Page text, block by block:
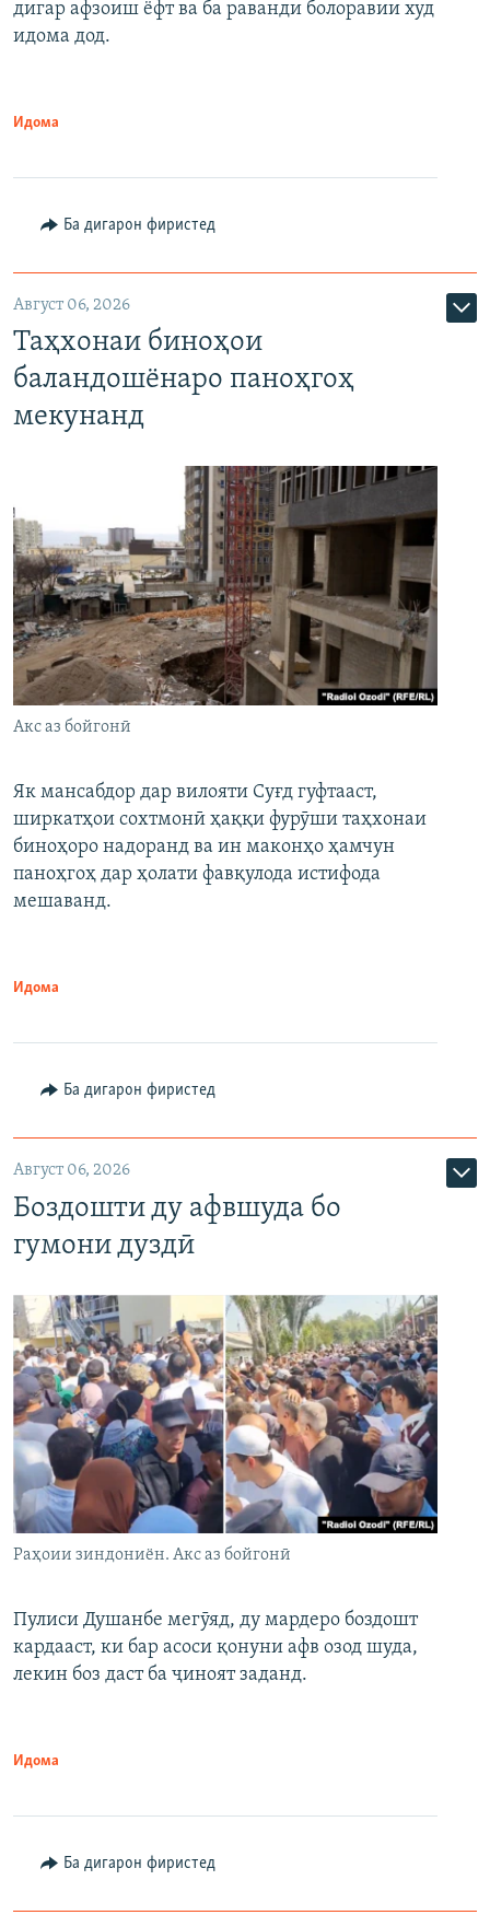
дигар афзоиш ёфт ва ба раванди болоравии худ
идома дод.
Идома
Ба дигарон фиристед
Август 06, 2026
Таҳхонаи биноҳои
баландошёнаро паноҳгоҳ
мекунанд
Акс аз бойгонӣ
Як мансабдор дар вилояти Суғд гуфтааст,
ширкатҳои сохтмонӣ ҳаққи фурӯши таҳхонаи
биноҳоро надоранд ва ин маконҳо ҳамчун
паноҳгоҳ дар ҳолати фавқулода истифода
мешаванд.
Идома
Ба дигарон фиристед
Август 06, 2026
Боздошти ду афвшуда бо
гумони дуздӣ
Раҳоии зиндониён. Акс аз бойгонӣ
Пулиси Душанбе мегӯяд, ду мардеро боздошт
кардааст, ки бар асоси қонуни афв озод шуда,
лекин боз даст ба ҷиноят заданд.
Идома
Ба дигарон фиристед